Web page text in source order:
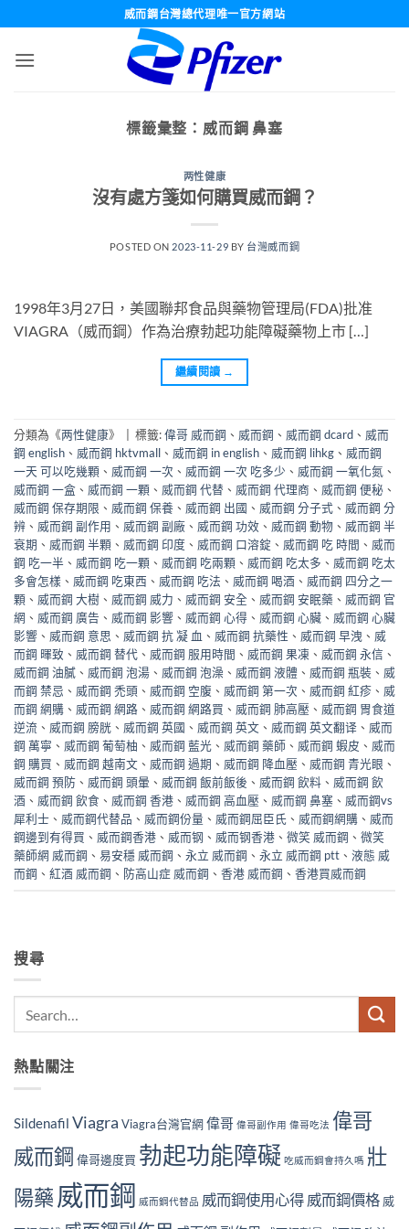
威而鋼台灣總代理唯一官方網站
標籤彙整： 威而鋼 鼻塞
两性健康
沒有處方箋如何購買威而鋼？
POSTED ON 2023-11-29 BY 台灣威而鋼
1998年3月27日，美國聯邦食品與藥物管理局(FDA)批准
VIAGRA（威而鋼）作為治療勃起功能障礙藥物上市 […]
繼續閱讀 →
分類為《两性健康》 標籤:偉哥 威而鋼 、 威而鋼 、 威而鋼 dcard 、 威而
鋼 english 、 威而鋼 hktvmall 、 威而鋼 in english 、 威而鋼 lihkg 、 威而鋼
一天 可以吃幾顆 、 威而鋼 一次 、 威而鋼 一次 吃多少 、 威而鋼 一氧化氮 、
威而鋼 一盒 、 威而鋼 一顆 、 威而鋼 代替 、 威而鋼 代理商 、 威而鋼 便秘 、
威而鋼 保存期限 、 威而鋼 保養 、 威而鋼 出國 、 威而鋼 分子式 、 威而鋼 分
辨 、 威而鋼 副作用 、 威而鋼 副廠 、 威而鋼 功效 、 威而鋼 動物 、 威而鋼 半
衰期 、 威而鋼 半顆 、 威而鋼 印度 、 威而鋼 口溶錠 、 威而鋼 吃 時間 、 威而
鋼 吃一半 、 威而鋼 吃一顆 、 威而鋼 吃兩顆 、 威而鋼 吃太多 、 威而鋼 吃太
多會怎樣 、 威而鋼 吃東西 、 威而鋼 吃法 、 威而鋼 喝酒 、 威而鋼 四分之一
顆 、 威而鋼 大樹 、 威而鋼 威力 、 威而鋼 安全 、 威而鋼 安眠藥 、 威而鋼 官
網 、 威而鋼 廣告 、 威而鋼 影響 、 威而鋼 心得 、 威而鋼 心臟 、 威而鋼 心臟
影響 、 威而鋼 意思 、 威而鋼 抗 凝 血 、 威而鋼 抗藥性 、 威而鋼 早洩 、 威
而鋼 暉致 、 威而鋼 替代 、 威而鋼 服用時間 、 威而鋼 果凍 、 威而鋼 永信 、
威而鋼 油膩 、 威而鋼 泡湯 、 威而鋼 泡澡 、 威而鋼 液體 、 威而鋼 瓶裝 、 威
而鋼 禁忌 、 威而鋼 禿頭 、 威而鋼 空腹 、 威而鋼 第一次 、 威而鋼 紅疹 、 威
而鋼 網購 、 威而鋼 網路 、 威而鋼 網路買 、 威而鋼 肺高壓 、 威而鋼 胃食道
逆流 、 威而鋼 膀胱 、 威而鋼 英國 、 威而鋼 英文 、 威而鋼 英文翻译 、 威而
鋼 萬寧 、 威而鋼 葡萄柚 、 威而鋼 藍光 、 威而鋼 藥師 、 威而鋼 蝦皮 、 威而
鋼 購買 、 威而鋼 越南文 、 威而鋼 過期 、 威而鋼 降血壓 、 威而鋼 青光眼 、
威而鋼 預防 、 威而鋼 頭暈 、 威而鋼 飯前飯後 、 威而鋼 飲料 、 威而鋼 飲
酒 、 威而鋼 飲食 、 威而鋼 香港 、 威而鋼 高血壓 、 威而鋼 鼻塞 、 威而鋼vs
犀利士 、 威而鋼代替品 、 威而鋼份量 、 威而鋼屈臣氏 、 威而鋼網購 、 威而
鋼邊到有得買 、 威而鋼香港 、 威而钢 、 威而钢香港 、 微笑 威而鋼 、 微笑
藥師網 威而鋼 、 易安穩 威而鋼 、 永立 威而鋼 、 永立 威而鋼 ptt 、 液態 威
而鋼 、 紅酒 威而鋼 、 防高山症 威而鋼 、 香港 威而鋼 、 香港買威而鋼
搜尋
熱點關注
Sildenafil Viagra Viagra台灣官網偉哥 偉哥副作用 偉哥吃法 偉哥
威而鋼 偉哥邊度買 勃起功能障礙 吃威而鋼會持久嗎 壯
陽藥 威而鋼 威而鋼代替品 威而鋼使用心得 威而鋼價格 威